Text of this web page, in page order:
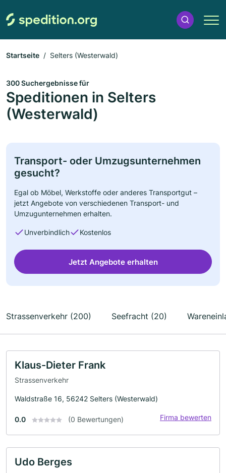
Startseite Selters (Westerwald)
300 Suchergebnisse für
Speditionen in Selters
(Westerwald)
Transport- oder Umzugsunternehmen
gesucht?
Egal ob Möbel, Werkstoffe oder anderes Transportgut –
jetzt Angebote von verschiedenen Transport- und
Umzugunternehmen erhalten.
Unverbindlich Kostenlos
Jetzt Angebote erhalten
Strassenverkehr (200) Seefracht (20)
Klaus-Dieter Frank
Strassenverkehr
Waldstraße 16, 56242 Selters (Westerwald)
0.0 (0 Bewertungen) Firma bewerten
Udo Berges